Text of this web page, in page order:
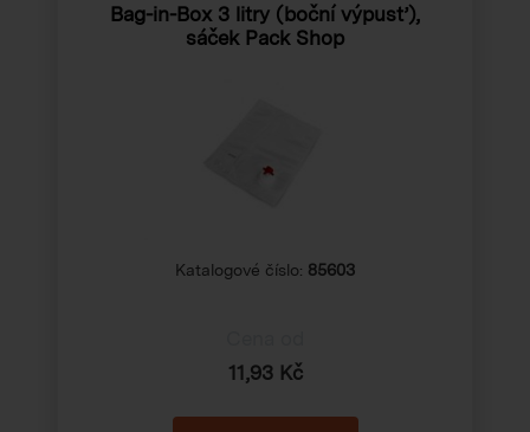
Bag-in-Box 3 litry (boční výpusť),
sáček Pack Shop
Katalogové číslo: 85603
11,93 Kč